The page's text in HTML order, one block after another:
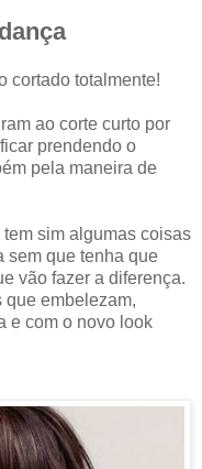
cortado totalmente!
ao corte curto por
prendendo o
pela maneira de
sim algumas coisas
sem que tenha que
vão fazer a diferença.
que embelezam,
e com o novo look